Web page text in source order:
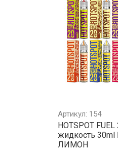
Артикул: 154
HOTSPOT FUEL
жидкость
ЛИМОН